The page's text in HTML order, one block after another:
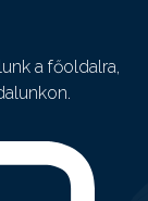
a főoldalra,